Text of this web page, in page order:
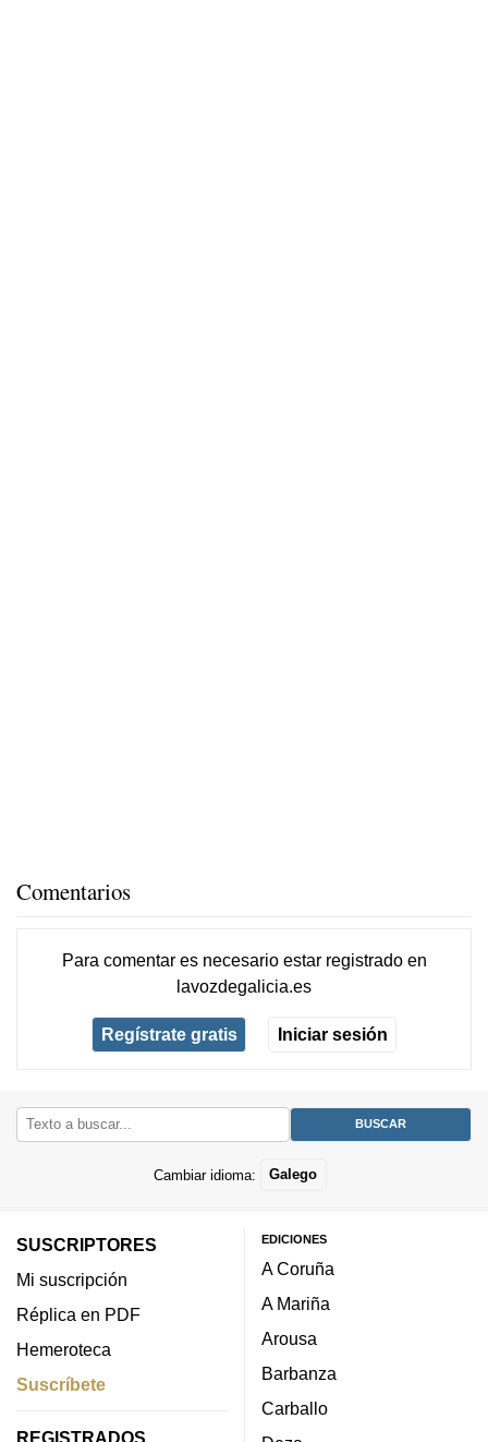
Comentarios
Para comentar es necesario estar registradoen
lavozdegalicia.es
Regístrate gratis Iniciar sesión
Cambiar idioma: Galego
SUSCRIPTORES
Mi suscripción
Réplica en PDF
Hemeroteca
Suscríbete
REGISTRADOS
EDICIONES
A Coruña
A Mariña
Arousa
Barbanza
Carballo